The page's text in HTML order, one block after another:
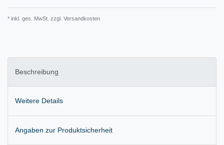
* inkl. ges. MwSt. zzgl. Versandkosten
Beschreibung
Weitere Details
Angaben zur Produktsicherheit